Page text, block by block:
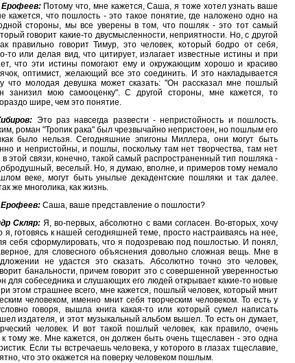
Потому что, мне кажется, Саша, я тоже хотел узнать ваше
кажется, что пошлость - это такое понятие, где наложено одно на
стороны, мы все уверены в том, что пошляк - это тот самый
говорит какие-то двусмысленности, неприятности. Но, с другой
правильно говорит Тимур, это человек, который бодро от себя,
то или делая вид, что цитирует, излагает известные истины и при
что эти истины помогают ему и окружающим хорошо и красиво
оптимист, желающий все это соединить. И это накладывается
что молодая девушка может сказать: "Он рассказал мне пошлый
занизил мою самооценку". С другой стороны, мне кажется, то
шире, чем это понятие.
Это раз навсегда развести - непристойность и пошлость.
роман "Тропик рака" был чрезвычайно непристоен, но пошлым его
было нельзя. Сегодняшние эпигоны Миллера, они могут быть
и непристойны, и пошлы, поскольку там нет творчества, там нет
этой связи, конечно, такой самый распространенный тип пошляка -
веселый. Но, я думаю, вполне, и примеров тому немало
веке, могут быть унылые декадентские пошляки и так далее.
же многолика, как жизнь.
Саша, ваше представление о пошлости?
Скляр: Я, во-первых, абсолютно с вами согласен. Во-вторых, хочу
я, готовясь к нашей сегодняшней теме, просто настраиваясь на нее,
себя сформулировать, что я подозреваю под пошлостью. И понял,
для словесного объяснения довольно сложная вещь. Мне в
не удастся это сказать. Абсолютно точно это человек,
банальности, причем говорит это с совершенной уверенностью
для собеседника и слушающих его людей открывает какие-то новые
этом страшнее всего, мне кажется, пошлый человек, который мнит
человеком, именно мнит себя творческим человеком. То есть у
говоря, вышла книга какая-то или который сумел написать
издателя, и этот музыкальный альбом вышел. То есть он думает,
человек. И вот такой пошлый человек, как правило, очень
тому же. Мне кажется, он должен быть очень тщеславен - это одна
Если ты встречаешь человека, у которого в глазах тщеславие,
что это окажется на поверку человеком пошлым.